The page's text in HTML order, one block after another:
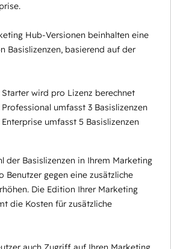
Hub-Versionen beinhalten eine
Basislizenzen, basierend auf der
wird pro Lizenz berechnet
umfasst 3 Basislizenzen
umfasst 5 Basislizenzen
der Basislizenzen in Ihrem Marketing
Benutzer gegen eine zusätzliche
Die Edition Ihrer Marketing
die Kosten für zusätzliche